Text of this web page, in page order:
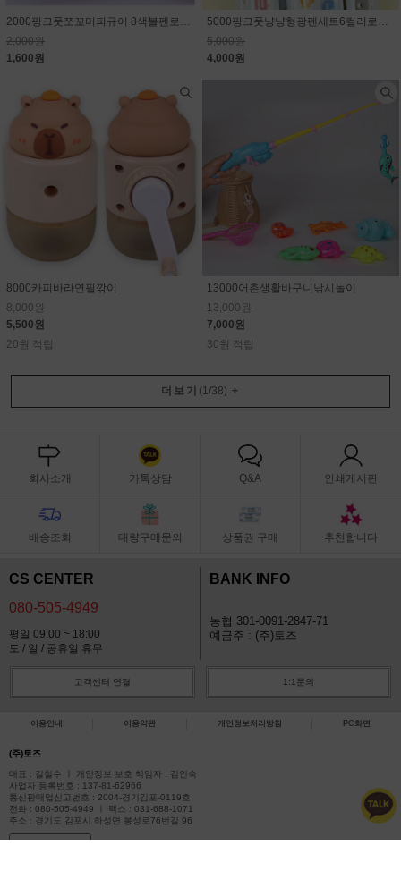
2000핑크풋쪼꼬미피규어 8색볼펜로그인시 15% 할인된 가격
2,000원
1,600원
5000핑크풋냥냥형광펜세트6컬러로그인시 20% 할인된 가격
5,000원
4,000원
8000카피바라연필깎이
8,000원
5,500원
20원 적립
13000어촌생활바구니낚시놀이
13,000원
7,000원
30원 적립
더보기 (1/38) +
회사소개 카톡상담 Q&A 인쇄게시판
배송조회 대량구매문의 상품권 구매 추천합니다
CS CENTER
080-505-4949
평일 09:00 ~ 18:00
토 / 일 / 공휴일 휴무
BANK INFO
농협 301-0091-2847-71
예금주 : (주)토즈
고객센터 연결 1:1문의
이용안내 이용약관 개인정보처리방침 PC화면
(주)토즈
대표 : 길철수 ㅣ 개인정보 보호 책임자 : 김인숙
사업자 등록번호 : 137-81-62966
통신판매업신고번호 : 2004-경기김포-0119호
전화 : 080-505-4949 ㅣ 팩스 : 031-688-1071
주소 : 경기도 김포시 하성면 봉성로76번길 96